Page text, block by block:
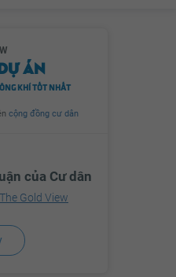
ÁN
KHÍ TỐT NHẤT
cộng đồng cư dân
của Cư dân
Gold View